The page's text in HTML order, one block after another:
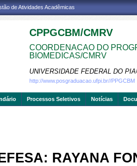
de Atividades Acadêmicas
CPPGCBM/CMRV
COORDENACAO DO
BIOMEDICAS/CMRV
UNIVERSIDADE FEDERAL DO
http://www.posgraduacao.ufpi.br//PPGCBM
Processos Seletivos Notícias
RAYANA